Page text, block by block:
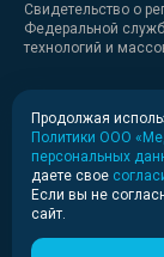
Свидетельство о
Федеральной
технологий и
Медиакит
Медиакит для
Политика
© 2020-2026
Продолжая
Политики ООО
персональных
даете свое
Если вы не
сайт.